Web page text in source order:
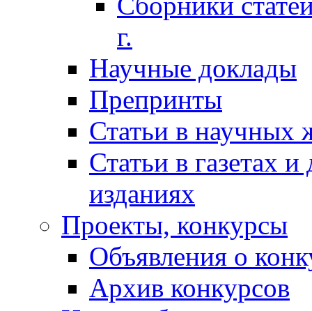
г.
Научные доклады
Препринты
Статьи в научных
Статьи в газетах
изданиях
Проекты, конкурсы
Объявления о
Архив конкурсов